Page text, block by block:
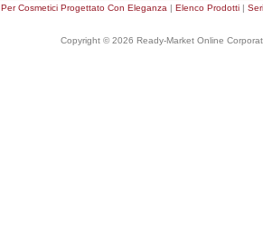
Per Cosmetici Progettato Con Eleganza | Elenco Prodotti|
Copyright © 2026 Ready-Market Online